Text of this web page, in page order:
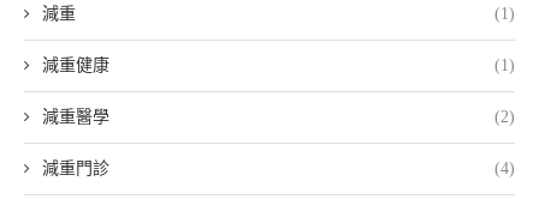
減重 (1)
減重健康 (1)
減重醫學 (2)
減重門診 (4)